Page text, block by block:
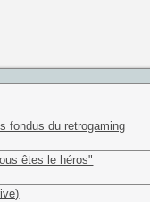
fondus du retrogaming
êtes le héros"